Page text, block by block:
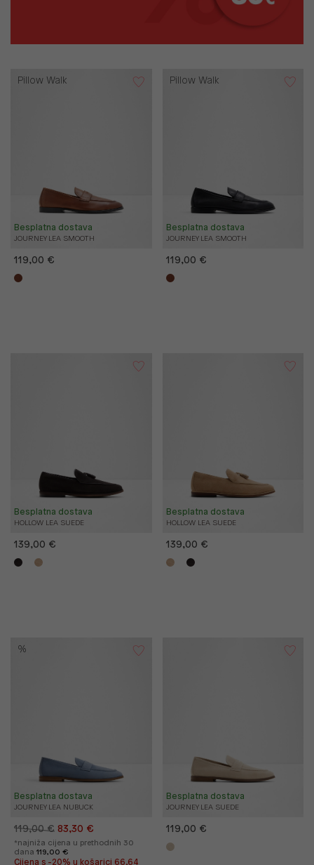
JOURNEY LEA SMOOTH
Besplatna dostava
Pillow Walk
119,00 €
JOURNEY LEA SMOOTH
Besplatna dostava
Pillow Walk
119,00 €
HOLLOW LEA SUEDE
Besplatna dostava
139,00 €
HOLLOW LEA SUEDE
Besplatna dostava
139,00 €
JOURNEY LEA NUBUCK
Besplatna dostava
%
119,00 € 83,30 €
*najniža cijena u prethodnih 30
dana 119,00 €
Cijena s -20% u košarici 66,64
JOURNEY LEA SUEDE
Besplatna dostava
119,00 €